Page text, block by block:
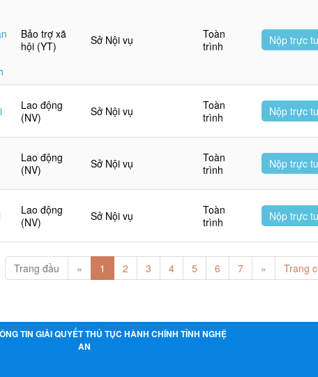
Bảo trợ xã
hội (YT)
Sở Nội vụ
Toàn
trình
Nộp trực
Lao động
(NV)
Sở Nội vụ
Toàn
trình
Nộp trực
Lao động
(NV)
Sở Nội vụ
Toàn
trình
Nộp trực
Lao động
(NV)
Sở Nội vụ
Toàn
trình
Nộp trực
Trang đầu « 1 2 3 4 5 6 7 » Trang
TIN GIẢI QUYẾT THỦ TỤC HÀNH CHÍNH TỈNH NGHỆ
AN